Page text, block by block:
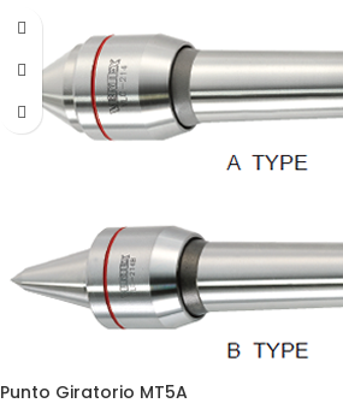
Adicional que no esta incluido en el Precio
Punto Giratorio MT5A